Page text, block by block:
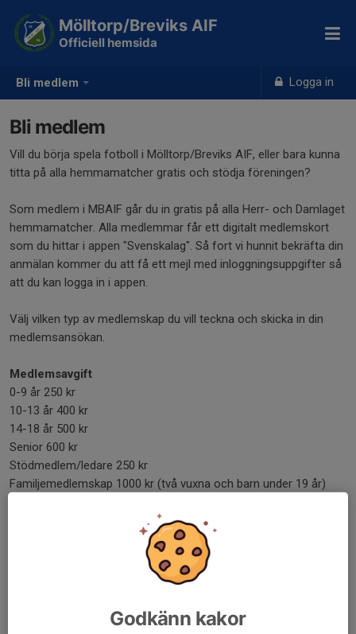
Bli medlem Logga in
Mölltorp/Breviks AIF
Officiell hemsida
Bli medlem
Vill du börja spela fotboll i Mölltorp/Breviks AIF, eller bara kunna
titta på alla hemmamatcher gratis och stödja föreningen?
Som medlem i MBAIF går du in gratis på alla Herr- och Damlaget
hemmamatcher. Alla medlemmar får ett digitalt medlemskort
som du hittar i appen "Svenskalag". Så fort vi hunnit bekräfta din
anmälan kommer du att få ett mejl med inloggningsuppgifter så
att du kan logga in i appen.
Välj vilken typ av medlemskap du vill teckna och skicka in din
medlemsansökan.
Medlemsavgift
0-9 år 250 kr
10-13 år 400 kr
14-18 år 500 kr
Senior 600 kr
Stödmedlem/ledare 250 kr
Familjemedlemskap 1000 kr (två vuxna och barn under 19 år)
Ladda ner appen antingen från App Store eller Google Play
Godkänn kakor